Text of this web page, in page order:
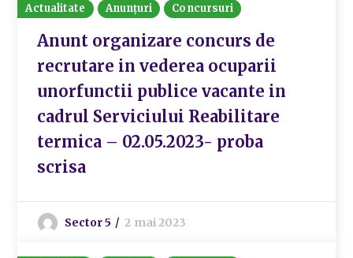
Actualitate Anunțuri Concursuri
Anunt organizare concurs de
recrutare in vederea ocuparii
unorfunctii publice vacante in
cadrul Serviciului Reabilitare
termica – 02.05.2023- proba
scrisa
Sector 5 2 mai 2023